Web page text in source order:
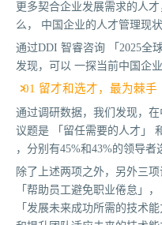
更多契合企业发展需求的人
么， 中国企业的人才管理现
通过DDI 智睿咨询 「2025全
发现，可以 一探当前中国企
01 留才和选才，最为棘手
通过调研数据，我们发现，
议题是 「留任需要的人才」
，分别有45%和43%的领导者
除了上述两项之外，另外三
「帮助员工避免职业倦怠」
「发展未来成功所需的技术